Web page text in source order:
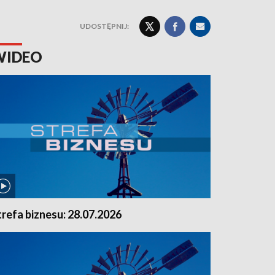
UDOSTĘPNIJ:
biznesu: 28.07.2026